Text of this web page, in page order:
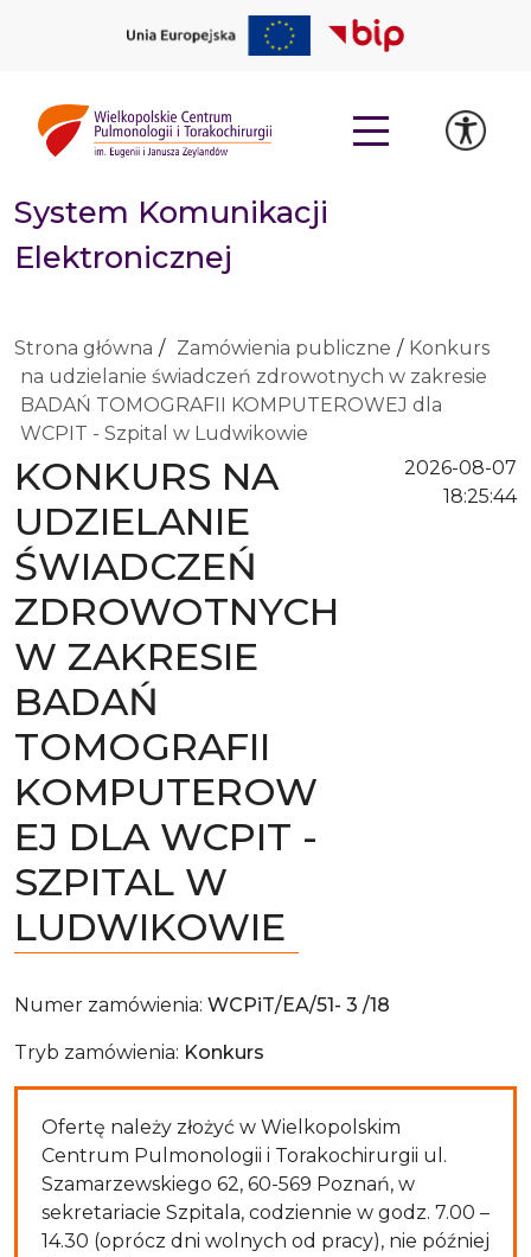
System Komunikacji
Elektronicznej
Strona główna Zamówienia publiczne
Konkurs
na udzielanie świadczeń zdrowotnych w zakresie
BADAŃ TOMOGRAFII KOMPUTEROWEJ dla
WCPIT - Szpital w Ludwikowie
KONKURS NA
UDZIELANIE
ŚWIADCZEŃ
ZDROWOTNYCH
W ZAKRESIE
BADAŃ
TOMOGRAFII
KOMPUTEROW
EJ DLA WCPIT -
SZPITAL W
LUDWIKOWIE
2026-08-07
18:25:44
Numer zamówienia: WCPiT/EA/51- 3 /18
Tryb zamówienia: Konkurs
Ofertę należy złożyć w Wielkopolskim
Centrum Pulmonologii i Torakochirurgii ul.
Szamarzewskiego 62, 60-569 Poznań, w
sekretariacie Szpitala, codziennie w godz. 7.00 –
14.30 (oprócz dni wolnych od pracy), nie później